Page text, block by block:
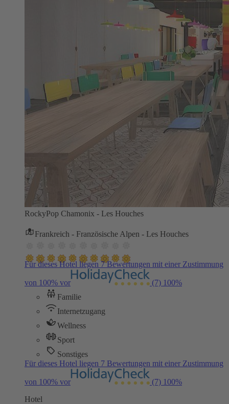
RockyPop Chamonix - Les Houches
Frankreich - Französische Alpen - Les Houches
Für dieses Hotel liegen 7 Bewertungen mit einer Zustimmung
von 100% vor (7) 100%
Familie
Internetzugang
Wellness
Sport
Sonstiges
Für dieses Hotel liegen 7 Bewertungen mit einer Zustimmung
von 100% vor (7) 100%
Hotel